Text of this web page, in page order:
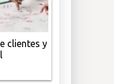
clientes y